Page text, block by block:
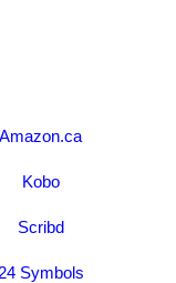
Amazon.ca
Kobo
Scribd
24 Symbols